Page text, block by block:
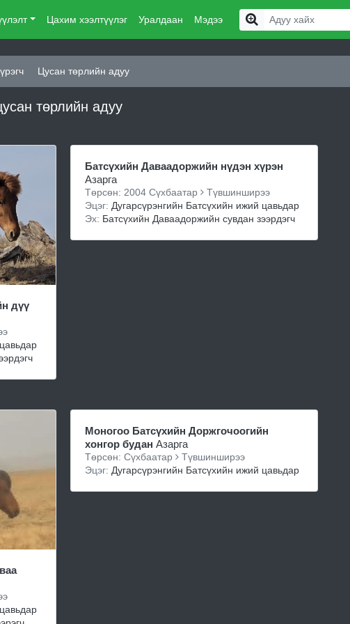
Цахим хээлтүүлэг Уралдаан Мэдээ
Цусан төрлийн адуу
төрлийн адуу
дүү
Батсүхийн Даваадоржийн нүдэн хүрэн
Азарга
Төрсөн: 2004 Сүхбаатар Түвшинширээ
Эцэг: Дугарсүрэнгийн Батсүхийн ижий цавьдар
Эх: Батсүхийн Даваадоржийн сувдан зээрдэгч
Моногоо Батсүхийн Доржгочоогийн
хонгор будан Азарга
Төрсөн: Сүхбаатар Түвшинширээ
Эцэг: Дугарсүрэнгийн Батсүхийн ижий цавьдар